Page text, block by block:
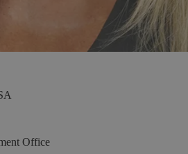
Office